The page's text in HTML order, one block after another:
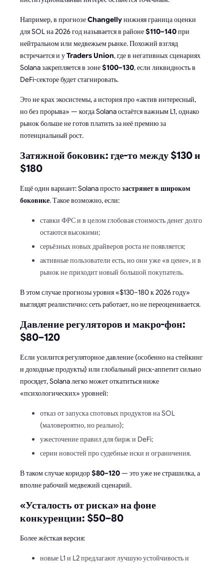
Например, в прогнозеChangellyнижняя граница оценки
для SOL на 2026 год называется в районе$110–140при
нейтральном или медвежьем рынке. Похожий взгляд
встречается и уTraders Union, где в негативных сценариях
Solana закрепляется в зоне$100–130, если ликвидность в
DeFi-секторе будет стагнировать.
Это не крах экосистемы, а история про «актив интересный,
но без прорыва» — когда Solana остаётся важным L1, однако
рынок больше не готов платить за неё премию за
потенциальный рост.
Затяжной боковик: где-то между $130 и
$180
Ещё один вариант: Solana простозастрянет в широком
боковике. Такое возможно, если:
ставки ФРС и в целом глобовая стоимость денег долго
остаются высокими;
серьёзных новых драйверов роста не появляется;
активные пользователи есть, но они уже «в цене», и в
рынок не приходит новый большой покупатель.
В этом случае прогнозы уровня «$130–180 к 2026 году»
выглядят реалистично: сеть работает, но не переоценивается.
Давление регуляторов и макро-фон:
$80–120
Если усилится регуляторное давление (особенно на стейкинг
и доходные продукты) или глобальный риск-аппетит сильно
просядет, Solana легко может откатиться ниже
«психологических» уровней:
отказ от запуска спотовых продуктов на SOL
(маловероятно, но реально);
ужесточение правил для бирж и DeFi;
серии новостей про судебные иски и ограничения.
В таком случае коридор$80–120— это уже не страшилка, а
вполне рабочий медвежий сценарий.
«Усталость от риска» на фоне
конкуренции: $50–80
Более жёсткая версия:
новые L1 и L2 предлагают лучшую устойчивость и